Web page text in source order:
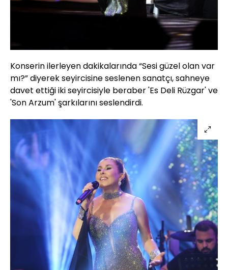
Konserin ilerleyen dakikalarında “Sesi güzel olan var
mı?” diyerek seyircisine seslenen sanatçı, sahneye
davet ettiği iki seyircisiyle beraber 'Es Deli Rüzgar' ve
'Son Arzum' şarkılarını seslendirdi.